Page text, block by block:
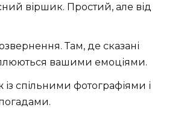
віршик. Простий, але від
Там, де сказані
вашими емоціями.
спільними фотографіями і